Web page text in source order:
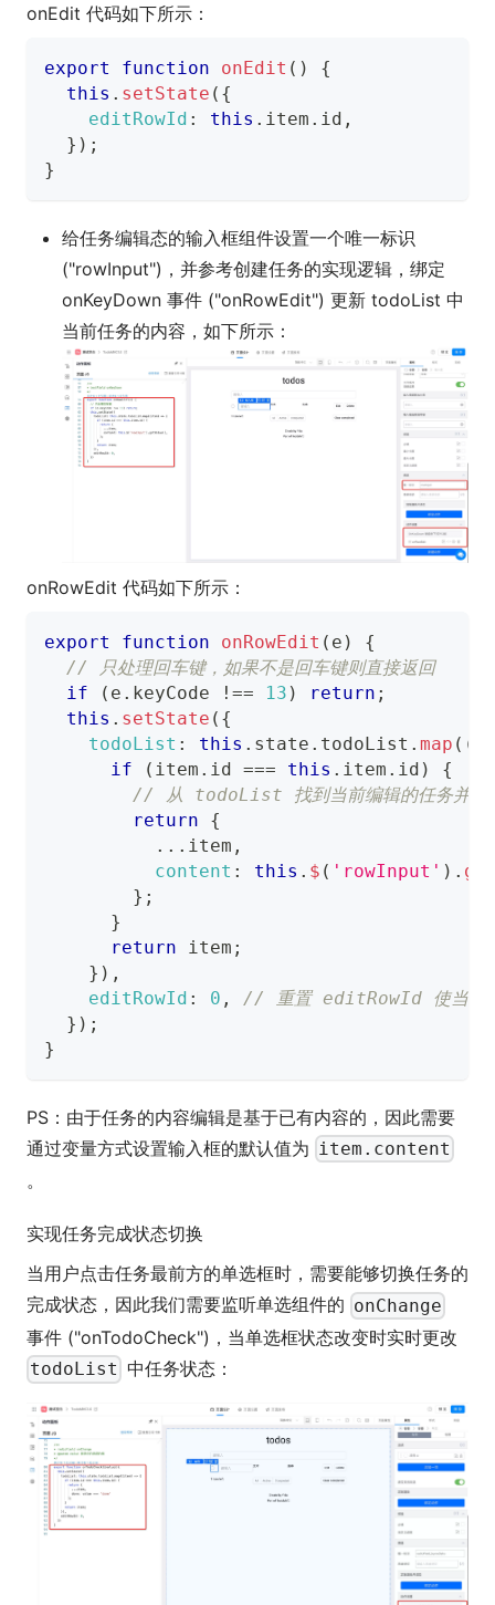
onEdit 代码如下所示：
export function onEdit ( )
{
this . setState ( {
editRowId : this . item . id ,
} ) ;
}
给任务编辑态的输入框组件设置一个唯一标识
("rowInput")，并参考创建任务的实现逻辑，绑定
onKeyDown 事件 ("onRowEdit") 更新 todoList 中
当前任务的内容，如下所示：
onRowEdit 代码如下所示：
export function onRowEdit ( e )
{
// 只处理回车键，如果不是回车键则直接返回
if
( e . keyCode !== 13 ) return ;
this . setState ( {
todoList : this . state . todoList . map ( (
if
( item . id === this . item . id )
{
// 从 todoList 找到当前编辑的任务并更
return
{
... item ,
content : this . $ ( 'rowInput' ) .
} ;
}
return item ;
} ) ,
editRowId : 0 ,
// 重置 editRowId 使当前任
} ) ;
}
PS：由于任务的内容编辑是基于已有内容的，因此需要
通过变量方式设置输入框的默认值为 item.content
。
实现任务完成状态切换
当用户点击任务最前方的单选框时，需要能够切换任务的
完成状态，因此我们需要监听单选组件的 onChange
事件 ("onTodoCheck")，当单选框状态改变时实时更改
todoList 中任务状态：